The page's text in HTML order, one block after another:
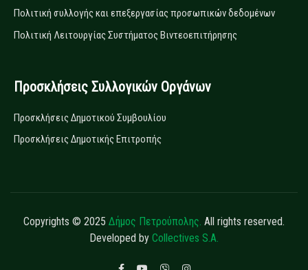
Πολιτική συλλογής και επεξεργασίας προσωπικών δεδομένων
Πολιτική Λειτουργίας Συστήματος Βιντεοεπιτήρησης
Προσκλήσεις Συλλογικών Οργάνων
Προσκλήσεις Δημοτικού Συμβουλίου
Προσκλήσεις Δημοτικής Επιτροπής
Copyrights © 2025 Δήμος Πετρούπολης. All rights reserved.
Developed by Collectives S.A.